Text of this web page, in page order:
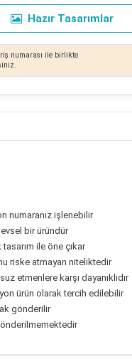
Hazır Tasarımlar
numarası ile birlikte
numaranız işlenebilir
bir üründür
ile öne çıkar
riske atmayan niteliktedir
etmenlere karşı dayanıklıdır
ürün olarak tercih edilebilir
gönderilir